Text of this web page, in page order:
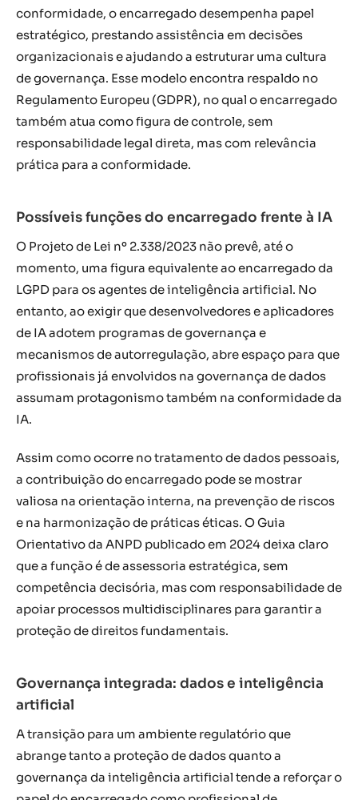
conformidade, o encarregado desempenha papel
estratégico, prestando assistência em decisões
organizacionais e ajudando a estruturar uma cultura
de governança. Esse modelo encontra respaldo no
Regulamento Europeu (GDPR), no qual o encarregado
também atua como figura de controle, sem
responsabilidade legal direta, mas com relevância
prática para a conformidade.
Possíveis funções do encarregado frente à IA
O Projeto de Lei nº 2.338/2023 não prevê, até o
momento, uma figura equivalente ao encarregado da
LGPD para os agentes de inteligência artificial. No
entanto, ao exigir que desenvolvedores e aplicadores
de IA adotem programas de governança e
mecanismos de autorregulação, abre espaço para que
profissionais já envolvidos na governança de dados
assumam protagonismo também na conformidade da
IA.
Assim como ocorre no tratamento de dados pessoais,
a contribuição do encarregado pode se mostrar
valiosa na orientação interna, na prevenção de riscos
e na harmonização de práticas éticas. O Guia
Orientativo da ANPD publicado em 2024 deixa claro
que a função é de assessoria estratégica, sem
competência decisória, mas com responsabilidade de
apoiar processos multidisciplinares para garantir a
proteção de direitos fundamentais.
Governança integrada: dados e inteligência
artificial
A transição para um ambiente regulatório que
abrange tanto a proteção de dados quanto a
governança da inteligência artificial tende a reforçar o